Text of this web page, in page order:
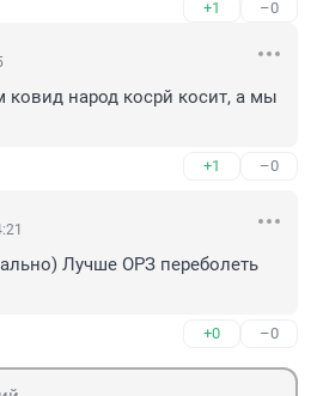
+1 –0
народ косрй косит, а мы
+1 –0
Лучше ОРЗ переболеть
+0 –0